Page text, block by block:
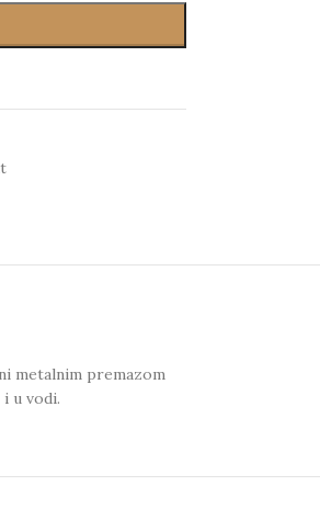
metalnim premazom
u vodi.